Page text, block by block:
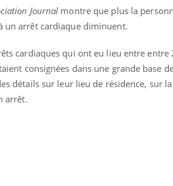
Journal montre que plus la
un arrêt cardiaque diminuent.
cardiaques qui ont eu lieu entre entre
consignées dans une grande base
détails sur leur lieu de résidence, sur
arrêt.